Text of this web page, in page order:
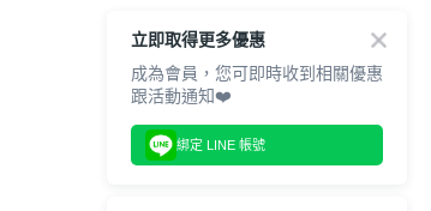
立即取得更多優惠
成為會員，您可即時收到相關優惠
跟活動通知❤️
綁定 LINE 帳號